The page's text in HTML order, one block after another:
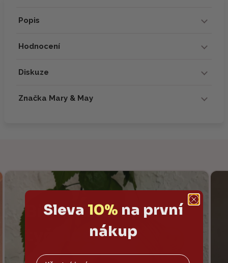
Popis
Hodnocení
Diskuze
Značka Mary & May
Sleva 10% na první
nákup